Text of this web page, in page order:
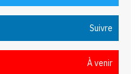
Suivre
À venir